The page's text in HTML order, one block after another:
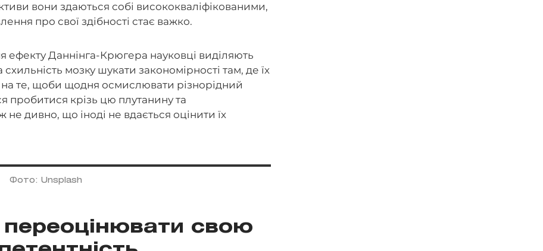
вони здаються собі висококваліфікованими,
про свої здібності стає важко.
ефекту Даннінга-Крюгера науковці виділяють
мозку шукати закономірності там, де їх
те, щоби щодня осмислювати різнорідний
пробитися крізь цю плутанину та
не дивно, що іноді не вдається оцінити їх
Фото: Unsplash
переоцінювати свою